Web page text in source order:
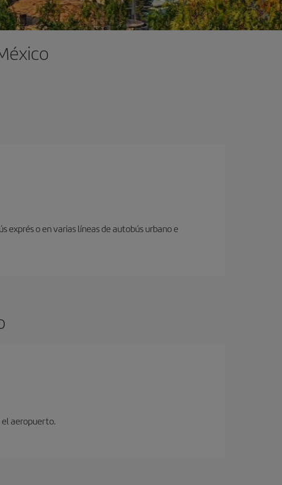
exprés o en varias líneas de autobús urbano e
aeropuerto.